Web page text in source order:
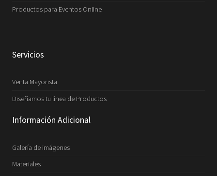
Productos para Eventos Online
Servicios
Venta Mayorista
Diseñamos tu línea de Productos
Información Adicional
Galería de imágenes
Materiales